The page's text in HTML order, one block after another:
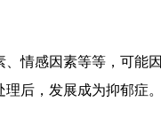
情感因素等等，可能
后，发展成为抑郁症